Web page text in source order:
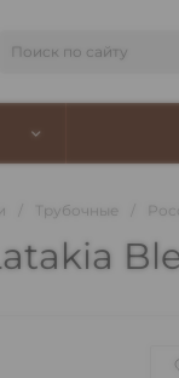
Трубочные